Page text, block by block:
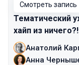
Смотреть запись
Тематический
хайп из
Анатолий
Анна